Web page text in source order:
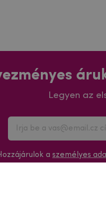
Legyen az
a személyes